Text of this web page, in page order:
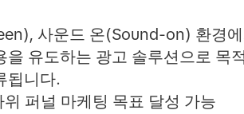
사운드 온(Sound-on) 환경
유도하는 광고 솔루션으로 목
됩니다.
퍼널 마케팅 목표 달성 가능